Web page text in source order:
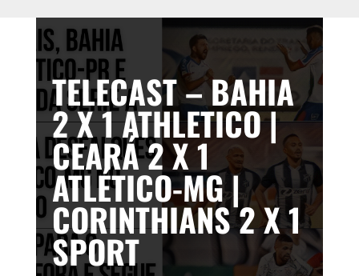
TELECAST – BAHIA
2 X 1 ATHLETICO |
CEARÁ 2 X 1
ATLÉTICO-MG |
CORINTHIANS 2 X 1
SPORT